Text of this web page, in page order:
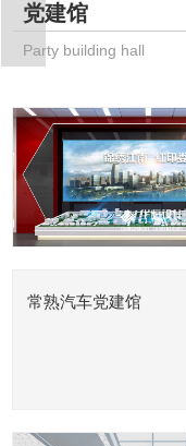
党建馆
Party building hall
常熟汽车党建馆